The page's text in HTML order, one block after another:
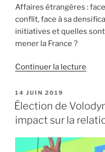
Affaires étrangères :
conflit, face à sa
initiatives et quelles
mener la France ?
Continuer la lecture
du
en
PUBLIÉ
LE
14 JUIN 2019
Élection de
impact sur la